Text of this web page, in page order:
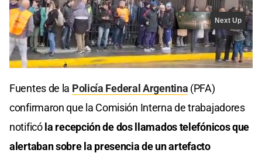
Fuentes de la Policía Federal Argentina (PFA)
confirmaron que la Comisión Interna de trabajadores
notificóla recepción de dos llamados telefónicos que
alertaban sobre la presencia de un artefacto